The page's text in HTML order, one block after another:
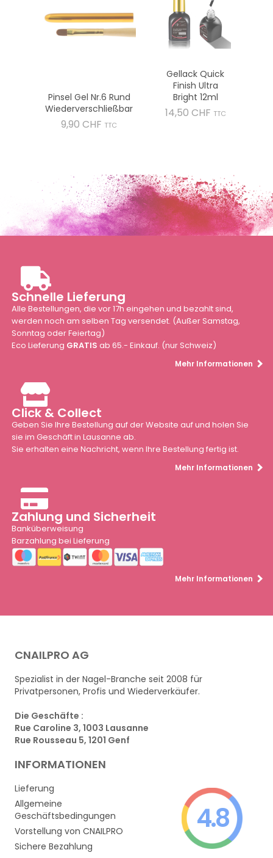
Pinsel Gel Nr.6 Rund
Wiederverschließbar
9,90 CHF Preis
TTC
Gellack Quick
Finish Ultra
Bright 12ml
14,50 CHF Preis
TTC
Schnelle Lieferung
Alle Bestellungen, die vor 17h eingehen und bezahlt sind,
werden noch am selben Tag versendet. (Außer Samstag,
Sonntag oder Feiertag)
Eco Lieferung GRATIS ab 65.- Einkauf. (nur Schweiz)
Mehr Informationen
Click & Collect
Geben Sie Ihre Bestellung auf der Website auf und holen Sie
sie im Geschäft in Lausanne ab.
Sie erhalten eine Nachricht, wenn Ihre Bestellung fertig ist.
Mehr Informationen
Zahlung und Sicherheit
Banküberweisung
Barzahlung bei Lieferung
Mehr Informationen
CNAILPRO AG
Spezialist in der Nagel-Branche seit 2008 für
Privatpersonen, Profis und Wiederverkäufer.
Die Geschäfte :
Rue Caroline 3, 1003 Lausanne
Rue Rousseau 5, 1201 Genf
INFORMATIONEN
Lieferung
Allgemeine
Geschäftsbedingungen
Vorstellung von CNAILPRO
Sichere Bezahlung
4.8